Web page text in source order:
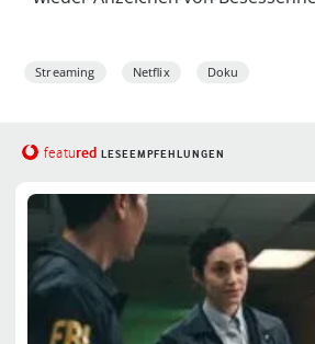
Streaming Netflix Doku
featured LESEEMPFEHLUNGEN